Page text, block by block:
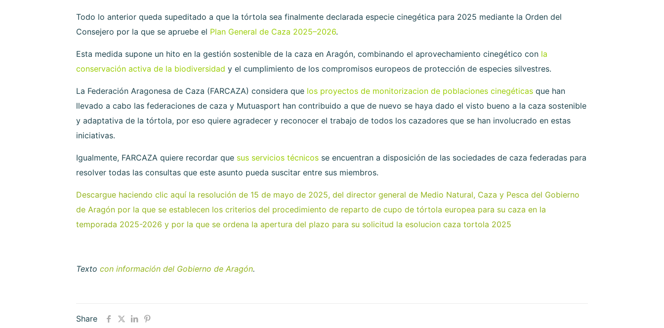
Todo lo anterior queda supeditado a que la tórtola sea finalmente declarada especie cinegética para 2025 mediante la Orden del
Consejero por la que se apruebe el Plan General de Caza 2025–2026.
Esta medida supone un hito en la gestión sostenible de la caza en Aragón, combinando el aprovechamiento cinegético con la
conservación activa de la biodiversidad y el cumplimiento de los compromisos europeos de protección de especies silvestres.
La Federación Aragonesa de Caza (FARCAZA) considera que los proyectos de monitorizacion de poblaciones cinegéticas que han
llevado a cabo las federaciones de caza y Mutuasport han contribuido a que de nuevo se haya dado el visto bueno a la caza sostenible
y adaptativa de la tórtola, por eso quiere agradecer y reconocer el trabajo de todos los cazadores que se han involucrado en estas
iniciativas.
Igualmente, FARCAZA quiere recordar que sus servicios técnicos se encuentran a disposición de las sociedades de caza federadas para
resolver todas las consultas que este asunto pueda suscitar entre sus miembros.
Descargue haciendo clic aquí la resolución de 15 de mayo de 2025, del director general de Medio Natural, Caza y Pesca del Gobierno
de Aragón por la que se establecen los criterios del procedimiento de reparto de cupo de tórtola europea para su caza en la
temporada 2025-2026 y por la que se ordena la apertura del plazo para su solicitud la esolucion caza tortola 2025
Texto con información del Gobierno de Aragón.
Share